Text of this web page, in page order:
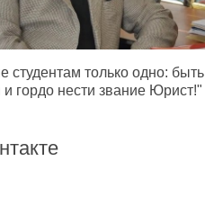
студентам только одно: быть
гордо нести звание Юрист!"